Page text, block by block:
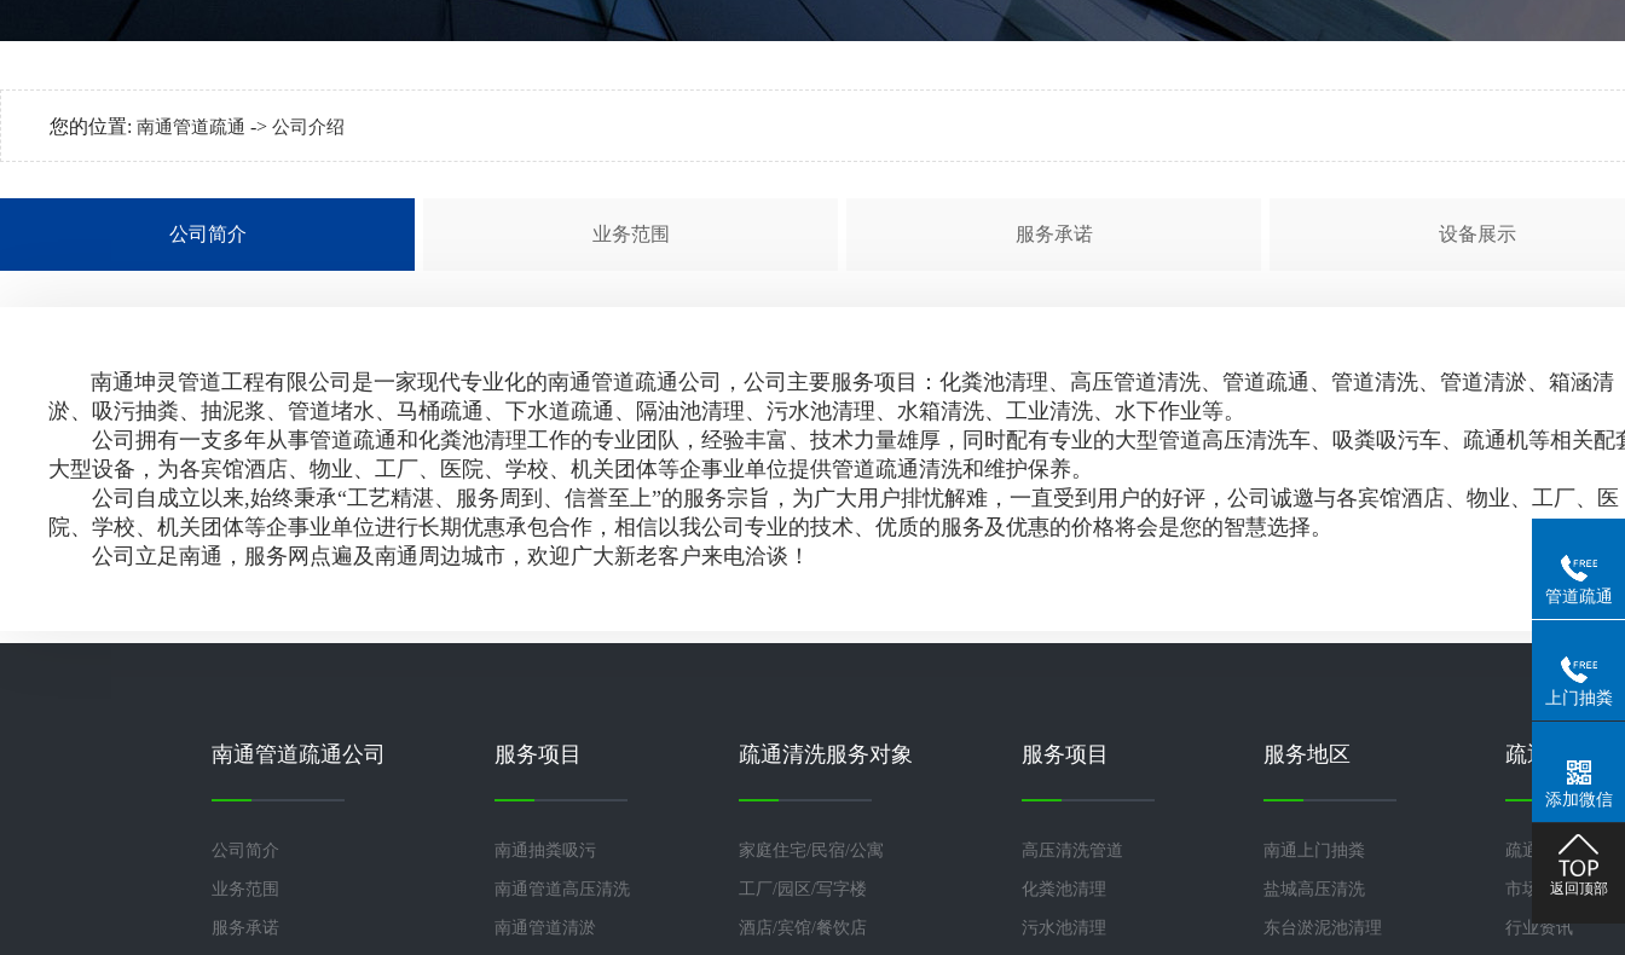
您的位置: 南通管道疏通 -> 公司介绍
公司简介 业务范围 服务承诺 设备展示
南通坤灵管道工程有限公司是一家现代专业化的南通管道疏通公司，公司主要服务项目：化粪池清理、高压管道清洗、管道疏通、管道清洗、管道清淤、箱涵清
淤、吸污抽粪、抽泥浆、管道堵水、马桶疏通、下水道疏通、隔油池清理、污水池清理、水箱清洗、工业清洗、水下作业等。
公司拥有一支多年从事管道疏通和化粪池清理工作的专业团队，经验丰富、技术力量雄厚，同时配有专业的大型管道高压清洗车、吸粪吸污车、疏通机等相关配
大型设备，为各宾馆酒店、物业、工厂、医院、学校、机关团体等企事业单位提供管道疏通清洗和维护保养。
公司自成立以来,始终秉承“工艺精湛、服务周到、信誉至上”的服务宗旨，为广大用户排忧解难，一直受到用户的好评，公司诚邀与各宾馆酒店、物业、工厂、医
院、学校、机关团体等企事业单位进行长期优惠承包合作，相信以我公司专业的技术、优质的服务及优惠的价格将会是您的智慧选择。
公司立足南通，服务网点遍及南通周边城市，欢迎广大新老客户来电洽谈！
南通管道疏通公司
公司简介
业务范围
服务承诺
服务项目
南通抽粪吸污
南通管道高压清洗
南通管道清淤
疏通清洗服务对象
家庭住宅/民宿/公寓
工厂/园区/写字楼
酒店/宾馆/餐饮店
服务项目
高压清洗管道
化粪池清理
污水池清理
服务地区
南通上门抽粪
盐城高压清洗
东台淤泥池清理
疏通技巧
疏通技巧
市场行情
行业资讯
管道疏通
上门抽粪
添加微信
返回顶部